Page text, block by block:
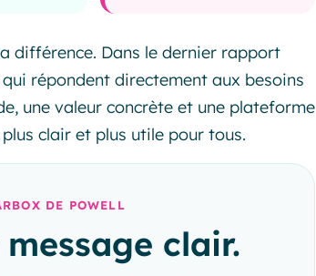
différence. Dans le dernier rapport
répondent directement aux besoins
une valeur concrète et une plateforme
clair et plus utile pour tous.
DE POWELL
clair.